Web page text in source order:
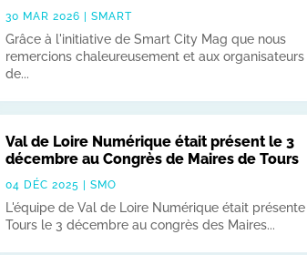
30 MAR 2026 SMART
Grâce à l'initiative de Smart City Mag que nous
remercions chaleureusement et aux organisateurs
de...
Val de Loire Numérique était présent le 3
décembre au Congrès de Maires de Tours
04 DÉC 2025 SMO
L'équipe de Val de Loire Numérique était présente
Tours le 3 décembre au congrès des Maires...